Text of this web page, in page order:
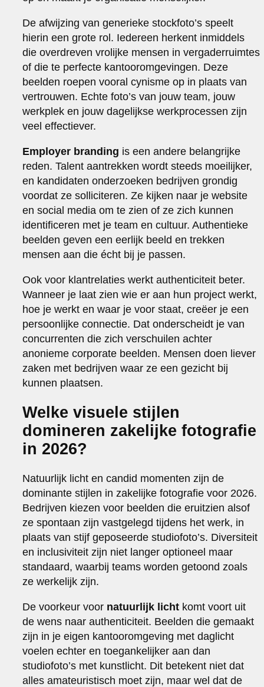
De afwijzing van generieke stockfoto’s speelt
hierin een grote rol. Iedereen herkent inmiddels
die overdreven vrolijke mensen in vergaderruimtes
of die te perfecte kantooromgevingen. Deze
beelden roepen vooral cynisme op in plaats van
vertrouwen. Echte foto’s van jouw team, jouw
werkplek en jouw dagelijkse werkprocessen zijn
veel effectiever.
Employer branding is een andere belangrijke
reden. Talent aantrekken wordt steeds moeilijker,
en kandidaten onderzoeken bedrijven grondig
voordat ze solliciteren. Ze kijken naar je website
en social media om te zien of ze zich kunnen
identificeren met je team en cultuur. Authentieke
beelden geven een eerlijk beeld en trekken
mensen aan die écht bij je passen.
Ook voor klantrelaties werkt authenticiteit beter.
Wanneer je laat zien wie er aan hun project werkt,
hoe je werkt en waar je voor staat, creëer je een
persoonlijke connectie. Dat onderscheidt je van
concurrenten die zich verschuilen achter
anonieme corporate beelden. Mensen doen liever
zaken met bedrijven waar ze een gezicht bij
kunnen plaatsen.
Welke visuele stijlen
domineren zakelijke fotografie
in 2026?
Natuurlijk licht en candid momenten zijn de
dominante stijlen in zakelijke fotografie voor 2026.
Bedrijven kiezen voor beelden die eruitzien alsof
ze spontaan zijn vastgelegd tijdens het werk, in
plaats van stijf geposeerde studiofoto’s. Diversiteit
en inclusiviteit zijn niet langer optioneel maar
standaard, waarbij teams worden getoond zoals
ze werkelijk zijn.
De voorkeur voor natuurlijk licht komt voort uit
de wens naar authenticiteit. Beelden die gemaakt
zijn in je eigen kantooromgeving met daglicht
voelen echter en toegankelijker aan dan
studiofoto’s met kunstlicht. Dit betekent niet dat
alles amateuristisch moet zijn, maar wel dat de